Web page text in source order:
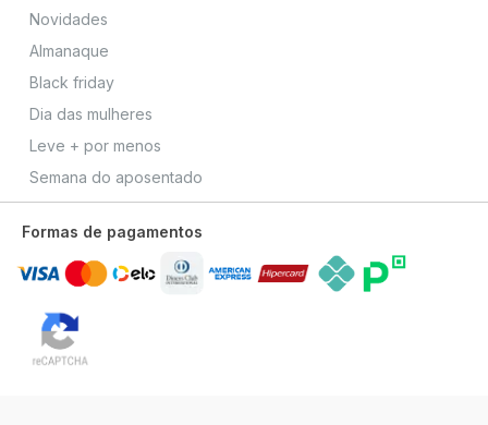
Novidades
Almanaque
Black friday
Dia das mulheres
Leve + por menos
Semana do aposentado
Formas de pagamentos